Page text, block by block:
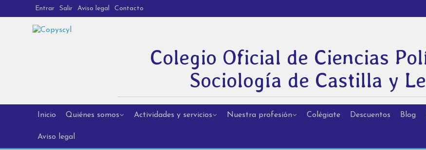
Entrar Salir Aviso legal Contacto
Colegio Oficial de Ciencias
Sociología de Castilla y
Inicio Quiénes somos Actividades y servicios Nuestra profesión Colégiate Descuentos Blog
Aviso legal